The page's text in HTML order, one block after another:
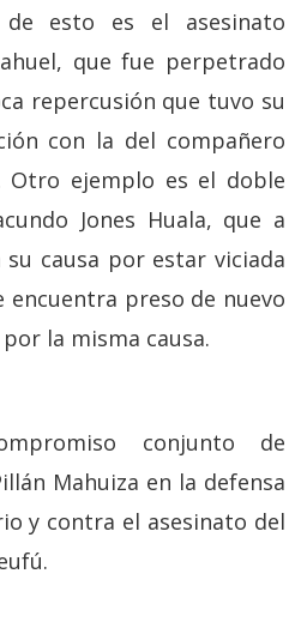
de esto es el asesinato
que fue perpetrado
repercusión que tuvo su
con la del compañero
Otro ejemplo es el doble
Jones Huala, que a
causa por estar viciada
encuentra preso de nuevo
la misma causa.
conjunto de
Mahuiza en la defensa
y contra el asesinato del